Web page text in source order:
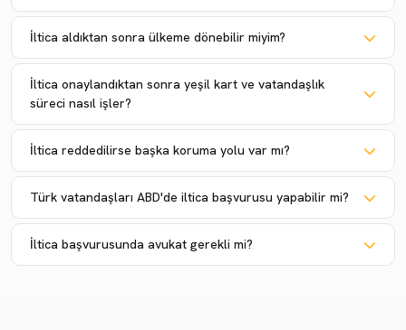
İltica aldıktan sonra ülkeme dönebilir miyim?
İltica onaylandıktan sonra yeşil kart ve vatandaşlık
süreci nasıl işler?
İltica reddedilirse başka koruma yolu var mı?
Türk vatandaşları ABD'de iltica başvurusu yapabilir mi?
İltica başvurusunda avukat gerekli mi?